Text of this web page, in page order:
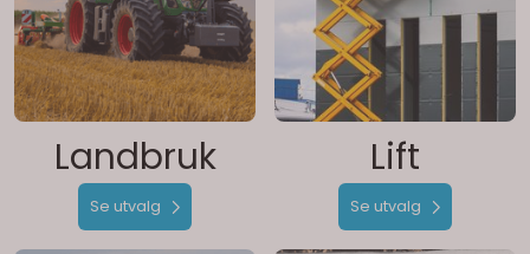
Landbruk
Se utvalg
Lift
Se utvalg